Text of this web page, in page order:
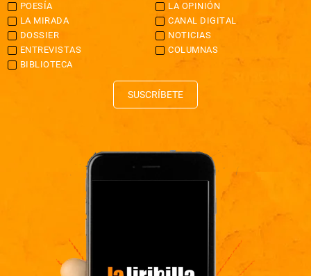
POESÍA
LA OPINIÓN
LA MIRADA
CANAL DIGITAL
DOSSIER
NOTICIAS
ENTREVISTAS
COLUMNAS
BIBLIOTECA
SUSCRÍBETE